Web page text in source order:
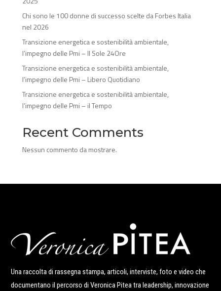
Chi sono le 100 donne di successo scelte da Forbes Italia
nel 2026
Transizione energetica e sostenibilità ambientale,
l’impegno delle Pmi – Il Sole 24Ore
Transizione energetica e sostenibilità ambientale,
l’impegno delle Pmi – Libero Quotidiano
Transizione energetica e sostenibilità ambientale,
l’impegno delle Pmi – il Tempo
Recent Comments
Nessun commento da mostrare.
Una raccolta di rassegna stampa, articoli, interviste, foto e video che
documentano il percorso di Veronica Pitea tra leadership, innovazione